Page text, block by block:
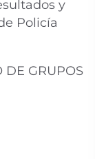
y
Policía
DE GRUPOS